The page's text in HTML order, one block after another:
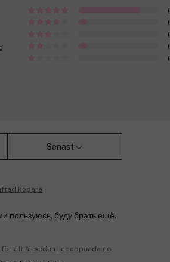
Senast
köpare
пользуюсь, буду брать ещё.
för ett år sedan | cocopanda.no